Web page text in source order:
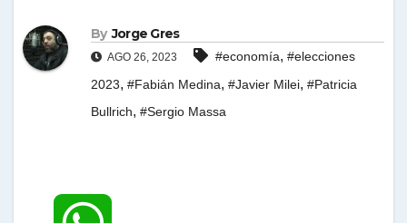
By Jorge Gres
AGO 26, 2023 #economía, #elecciones
2023, #Fabián Medina, #Javier Milei, #Patricia
Bullrich, #Sergio Massa